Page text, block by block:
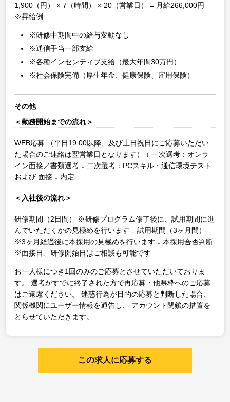
1,900（円） × 7（時間） × 20（営業日） = 月給266,000円
※昇給例
※研修中期間中の給与変動なし
※通信手当一部支給
※各種インセンティブ支給（最大年間30万円）
※社会保険完備（厚生年金、健康保険、雇用保険）
その他
＜勤務開始までの流れ＞
WEB応募 （平日19:00以降、及び土日祝日にご応募いただい
た場合のご連絡は翌営業日となります）
↓ 一次選考：オンラ
イン面接／書類選考 ↓ 二次選考：PCスキル・通信環境テスト
および 面接 ↓ 内定
＜入社後の流れ＞
研修期間（2日間）
※研修プログラム修了後に、試用期間に進
んでいただくかの見極めを行います ↓ 試用期間（3ヶ月間）
※3ヶ月経過後に本採用の見極めを行います ↓ 本採用合否判断
※面接日、研修開始日はご相談も可能です
お一人様につき1回のみのご応募とさせていただいておりま
す。
選考がすでに終了された方で再応募・他県枠へのご応募
はご遠慮ください。
迷惑行為が目的の応募と判断した場合、
関係機関にユーザー情報を通告し、
アカウント閉鎖の措置を
とらせていただきます。
この求人に応募する